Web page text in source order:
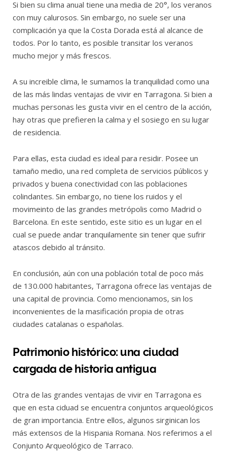
Si bien su clima anual tiene una media de 20°, los veranos
con muy calurosos. Sin embargo, no suele ser una
complicación ya que la Costa Dorada está al alcance de
todos. Por lo tanto, es posible transitar los veranos
mucho mejor y más frescos.
A su increible clima, le sumamos la tranquilidad como una
de las más lindas ventajas de vivir en Tarragona. Si bien a
muchas personas les gusta vivir en el centro de la acción,
hay otras que prefieren la calma y el sosiego en su lugar
de residencia.
Para ellas, esta ciudad es ideal para residir. Posee un
tamaño medio, una red completa de servicios públicos y
privados y buena conectividad con las poblaciones
colindantes. Sin embargo, no tiene los ruidos y el
movimeinto de las grandes metrópolis como Madrid o
Barcelona. En este sentido, este sitio es un lugar en el
cual se puede andar tranquilamente sin tener que sufrir
atascos debido al tránsito.
En conclusión, aún con una población total de poco más
de 130.000 habitantes, Tarragona ofrece las ventajas de
una capital de provincia. Como mencionamos, sin los
inconvenientes de la masificación propia de otras
ciudades catalanas o españolas.
Patrimonio histórico: una ciudad
cargada de historia antigua
Otra de las grandes ventajas de vivir en Tarragona es
que en esta ciduad se encuentra conjuntos arqueológicos
de gran importancia. Entre ellos, algunos sirginican los
más extensos de la Hispania Romana. Nos referimos a el
Conjunto Arqueológico de Tarraco.